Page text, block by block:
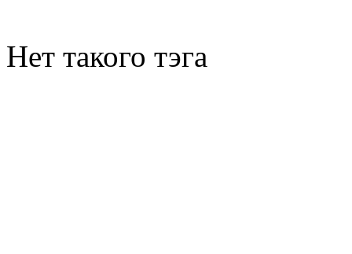
Нет такого тэга